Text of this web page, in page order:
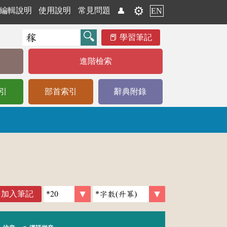
編輯說明 使用說明 常見問題 👤 ⚙️ EN
學習筆記
進階檢索
部首索引 辭典附錄
加入筆記